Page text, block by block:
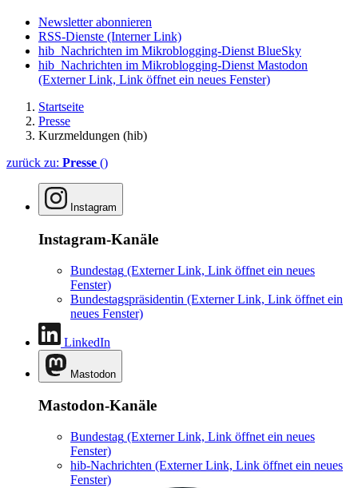
Newsletter abonnieren
RSS-Dienste (Interner Link)
hib_Nachrichten im Mikroblogging-Dienst BlueSky
hib_Nachrichten im Mikroblogging-Dienst Mastodon
(Externer Link, Link öffnet ein neues Fenster)
Startseite
Presse
Kurzmeldungen (hib)
zurück zu: Presse ()
Instagram
Instagram-Kanäle
Bundestag (Externer Link, Link öffnet ein neues
Fenster)
Bundestagspräsidentin (Externer Link, Link öffnet ein
neues Fenster)
LinkedIn
Mastodon
Mastodon-Kanäle
Bundestag (Externer Link, Link öffnet ein neues
Fenster)
hib-Nachrichten (Externer Link, Link öffnet ein neues
Fenster)